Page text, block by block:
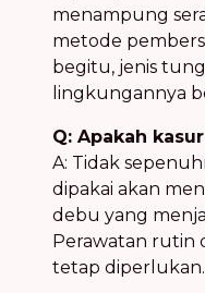
menampung
metode
begitu, jenis
lingkungannya
Q: Apakah
A: Tidak
dipakai akan
debu yang
Perawatan rutin
tetap diperlukan.